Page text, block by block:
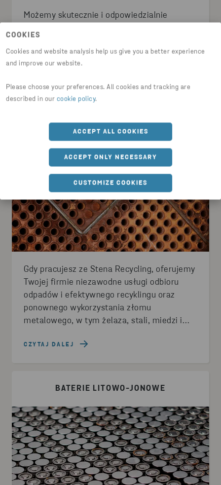
COOKIES
Cookies and website analysis help us give you a better experience
and improve our website.
Please choose your preferences. All cookies and tracking are
described in our cookie policy.
ACCEPT ALL COOKIES
ACCEPT ONLY NECESSARY
CUSTOMIZE COOKIES
Możemy skutecznie i odpowiedzialnie
elektroniczne, a eksperci Stena Recycling
bezpiecznie usuwają wszystkie elementy i
również wysokiej jakości metale odzyskane z
urządzeń elektronicznych.
CZYTAJ DALEJ
METALE
Gdy pracujesz ze Stena Recycling, oferujemy
Twojej firmie niezawodne usługi odbioru
odpadów i efektywnego recyklingu oraz
ponownego wykorzystania złomu
metalowego, w tym żelaza, stali, miedzi i
surowce pochodzące z recyklingu!
CZYTAJ DALEJ
BATERIE LITOWO-JONOWE